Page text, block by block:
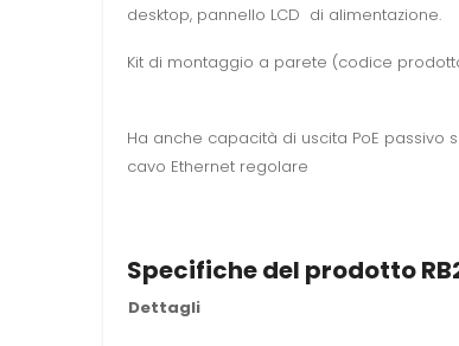
desktop, pannello LCD di alimentazione.
Kit di montaggio a parete (codice
Ha anche capacità di uscita PoE passivo
cavo Ethernet regolare
Specifiche del prodotto
Dettagli